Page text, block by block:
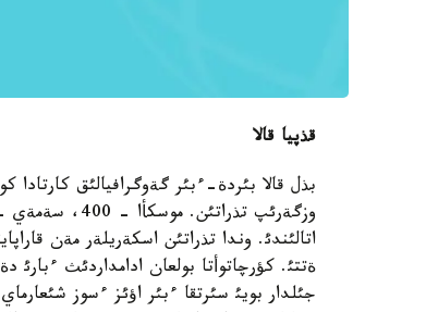
قذپيا قالا
بذل قالا بئردة-ءبئر گةوگرافيالئق
اتالئندئ. وندا تذراتئن اسكةريلةر مةن
ةتتئ. كؤرچاتوأتا بولعان ادامداردئث
جئلدار بويئ سئرتقا ءبئر اؤئز ءسوز